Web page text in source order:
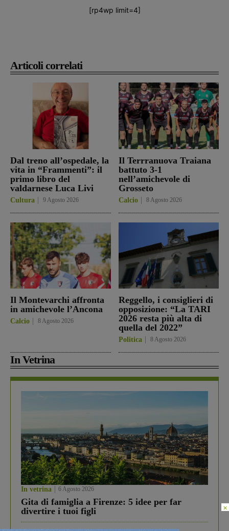
Articoli correlati
Dal treno all’ospedale, la
vita in “Frammenti”: il
primo libro del
valdarnese Luca Livi
Cultura 9 Agosto 2026
Il Terrranuova Traiana
battuto 3-1
nell’amichevole di
Grosseto
Calcio 8 Agosto 2026
Il Montevarchi affronta
in amichevole l’Ancona
Calcio 8 Agosto 2026
Reggello, i consiglieri di
opposizione: “La TARI
2026 resta più alta di
quella del 2022”
Politica 8 Agosto 2026
In Vetrina
In vetrina 6 Agosto 2026
Gita di famiglia a Firenze: 5 idee per far
divertire i tuoi figli
[rp4wp limit=4]
×